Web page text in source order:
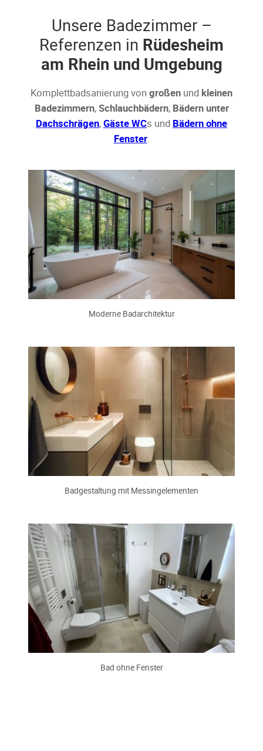
Unsere Badezimmer –
Referenzen in Rüdesheim
am Rhein und Umgebung
Komplettbadsanierung von großen und kleinen
Badezimmern,Schlauchbädern, Bädern unter
Dachschrägen,Gäste WCs und Bädern ohne
Fenster.
Moderne Badarchitektur
Badgestaltung mit Messingelementen
Bad ohne Fenster